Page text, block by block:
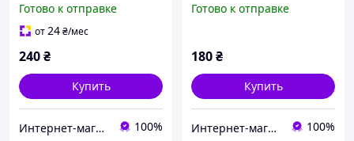
Готово к отправке
от24₴/мес
240₴
Купить
Интернет-магазин "Детки" 100%
Готово к отправке
180₴
Купить
Интернет-магазин "Детки" 100%